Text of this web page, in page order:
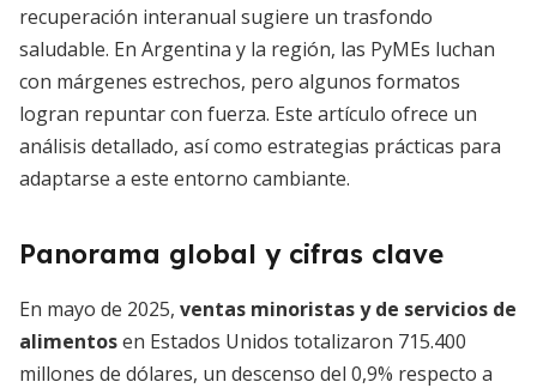
recuperación interanual sugiere un trasfondo
saludable. En Argentina y la región, las PyMEs luchan
con márgenes estrechos, pero algunos formatos
logran repuntar con fuerza. Este artículo ofrece un
análisis detallado, así como estrategias prácticas para
adaptarse a este entorno cambiante.
Panorama global y cifras clave
En mayo de 2025, ventas minoristas y de servicios de
alimentosen Estados Unidos totalizaron 715.400
millones de dólares, un descenso del 0,9% respecto a